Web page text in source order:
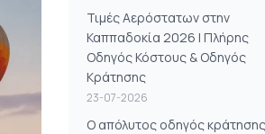
Τιμές Αερόστατων στην
Καππαδοκία 2026 | Πλήρης
Οδηγός Κόστους & Οδηγός
Κράτησης
23-07-2026
Ο απόλυτος οδηγός κράτησης